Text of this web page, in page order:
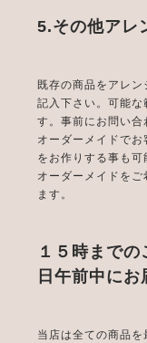
5.その他アレ
既存の商品をアレ
記入下さい。可能
す。事前にお問い合
オーダーメイドで
をお作りする事も可
オーダーメイドを
ます。
１５時まで
日午前中にお
当店は全ての商品